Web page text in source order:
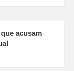
acusam